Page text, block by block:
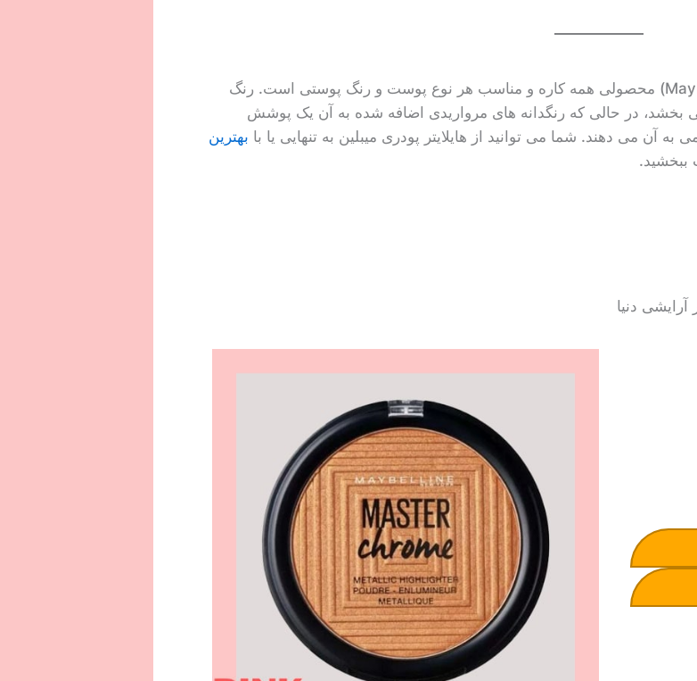
هایلایتر پودری میبلین (Maybelline Master Chrome) محصولی همه کاره و مناسب هر نوع پوست و رنگ پوستی است. رنگ
بخشد، در حالی که رنگدانه های مرواریدی اضافه شده به آن یک پوشش
به آن می دهند. شما می توانید از هایلایتر پودری میبلین به تنهایی یا با بهترین
ببخشید.
آرایشی دنیا